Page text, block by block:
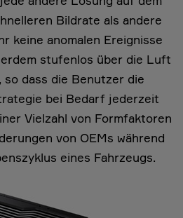
Bildrate als andere
keine anomalen Ereignisse
stufenlos über die Luft
dass die Benutzer die
bei Bedarf jederzeit
Vielzahl von Formfaktoren
von OEMs während
eines Fahrzeugs.